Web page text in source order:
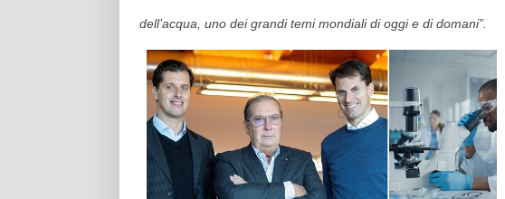
dell’acqua, uno dei grandi temi mondiali di oggi e di domani”.